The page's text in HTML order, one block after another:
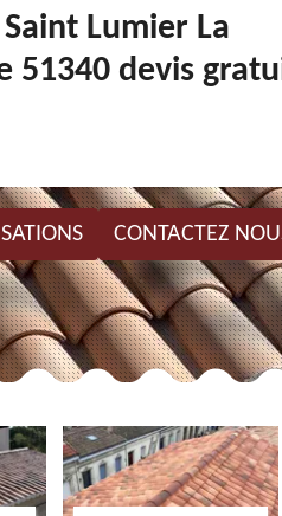
Lumier La
51340 devis
CONTACTEZ